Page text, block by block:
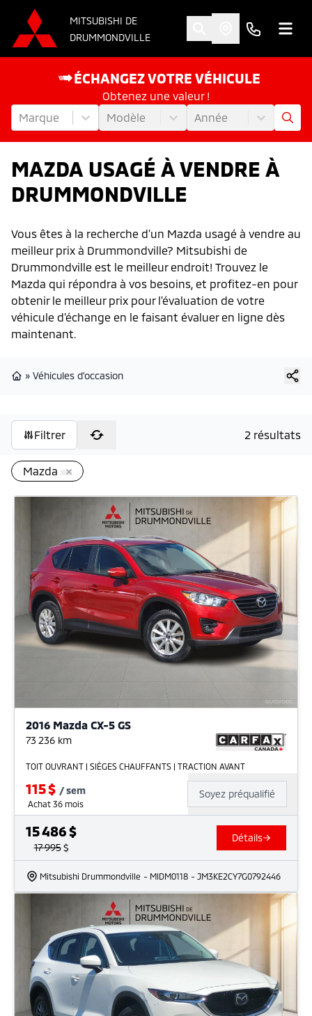
MITSUBISHI DE
DRUMMONDVILLE
ÉCHANGEZ VOTRE VÉHICULE
Obtenez une valeur !
Marque
Modèle Année
MAZDA USAGÉ À VENDRE À
DRUMMONDVILLE
Vous êtes à la recherche d’un Mazda usagé à vendre au
meilleur prix à Drummondville? Mitsubishi de
Drummondville est le meilleur endroit! Trouvez le
Mazda qui répondra à vos besoins, et profitez-en pour
obtenir le meilleur prix pour l'évaluation de votre
véhicule d’échange en le faisant évaluer en ligne dès
maintenant.
» Véhicules d'occasion
Filtrer 2 résultats
Mazda
2016 Mazda CX-5 GS
73 236 km
TOIT OUVRANT | SIÈGES CHAUFFANTS | TRACTION AVANT
115$ /sem
Achat 36 mois
Soyez préqualifié
15 486$
17 995$
Détails
Mitsubishi Drummondville - MIDM0118 - JM3KE2CY7G0792446